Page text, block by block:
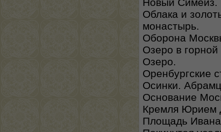
Облака и
монастырь.
Оборона
Озеро в
Озеро.
Оренбургские
Осинки.
Основание
Кремля Юрием
Площадь Ивана